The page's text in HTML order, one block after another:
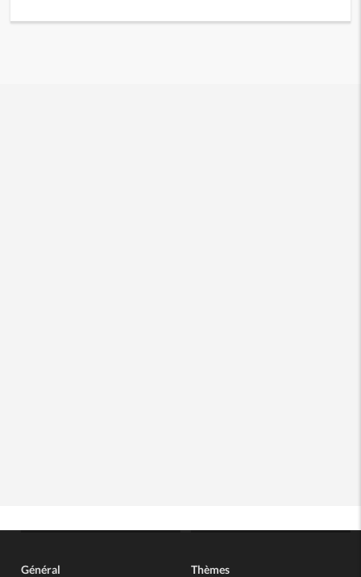
Général Thèmes